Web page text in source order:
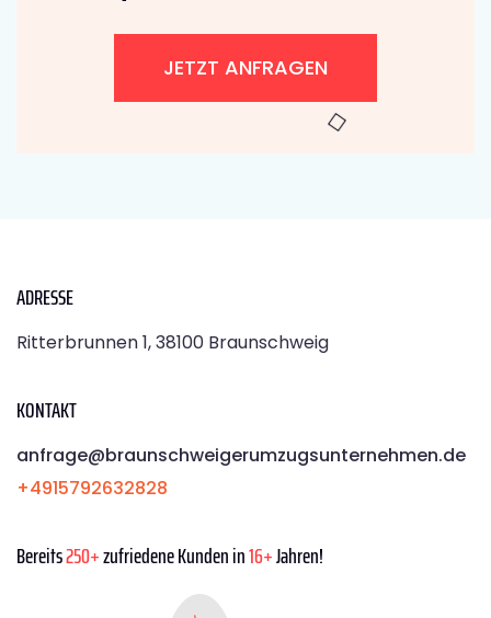
JETZT ANFRAGEN
ADRESSE
Ritterbrunnen 1, 38100 Braunschweig
KONTAKT
anfrage@braunschweigerumzugsunternehmen.de
+4915792632828
Bereits250+zufriedene Kunden in16+Jahren!